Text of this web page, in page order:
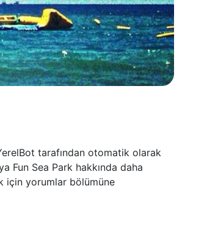
tarafından otomatik olarak
Fun Sea Park hakkında daha
için yorumlar bölümüne